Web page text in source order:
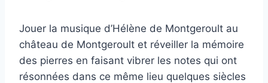
Jouer la musique d’Hélène de Montgeroult au
château de Montgeroult et réveiller la mémoire
des pierres en faisant vibrer les notes qui ont
résonnées dans ce même lieu quelques siècles